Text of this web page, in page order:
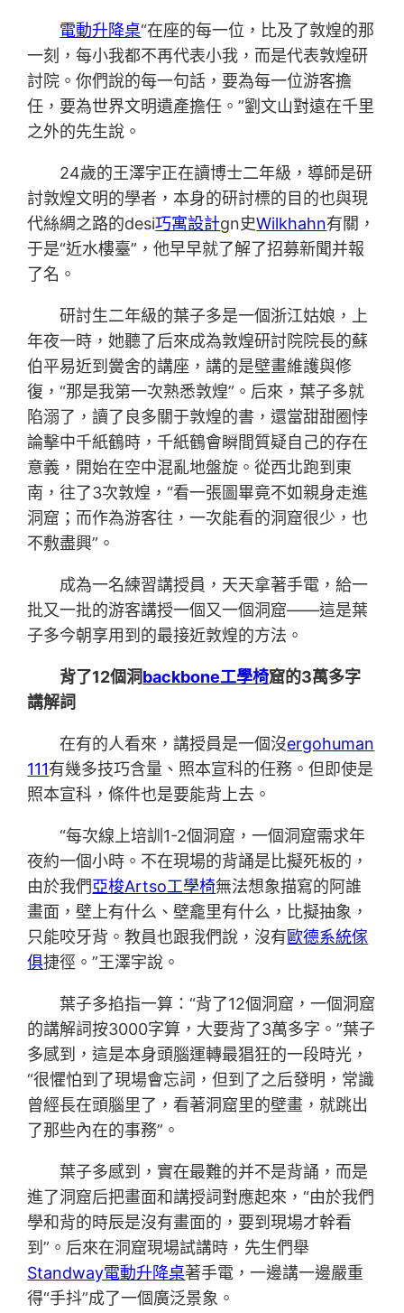
電動升降桌“在座的每一位，比及了敦煌的那
一刻，每小我都不再代表小我，而是代表敦煌研
討院。你們說的每一句話，要為每一位游客擔
任，要為世界文明遺產擔任。”劉文山對遠在千里
之外的先生說。
24歲的王澤宇正在讀博士二年級，導師是研
討敦煌文明的學者，本身的研討標的目的也與現
代絲綢之路的desi巧寓設計gn史Wilkhahn有關，
于是“近水樓臺”，他早早就了解了招募新聞并報
了名。
研討生二年級的葉子多是一個浙江姑娘，上
年夜一時，她聽了后來成為敦煌研討院院長的蘇
伯平易近到黌舍的講座，講的是壁畫維護與修
復，“那是我第一次熟悉敦煌”。后來，葉子多就
陷溺了，讀了良多關于敦煌的書，還當甜甜圈悖
論擊中千紙鶴時，千紙鶴會瞬間質疑自己的存在
意義，開始在空中混亂地盤旋。從西北跑到東
南，往了3次敦煌，“看一張圖畢竟不如親身走進
洞窟；而作為游客往，一次能看的洞窟很少，也
不敷盡興”。
成為一名練習講授員，天天拿著手電，給一
批又一批的游客講授一個又一個洞窟——這是葉
子多今朝享用到的最接近敦煌的方法。
背了12個洞backbone工學椅窟的3萬多字
講解詞
在有的人看來，講授員是一個沒ergohuman
111有幾多技巧含量、照本宣科的任務。但即使是
照本宣科，條件也是要能背上去。
“每次線上培訓1-2個洞窟，一個洞窟需求年
夜約一個小時。不在現場的背誦是比擬死板的，
由於我們亞梭Artso工學椅無法想象描寫的阿誰
畫面，壁上有什么、壁龕里有什么，比擬抽象，
只能咬牙背。教員也跟我們說，沒有歐德系統傢
俱捷徑。”王澤宇說。
葉子多掐指一算：“背了12個洞窟，一個洞窟
的講解詞按3000字算，大要背了3萬多字。”葉子
多感到，這是本身頭腦運轉最猖狂的一段時光，
“很懼怕到了現場會忘詞，但到了之后發明，常識
曾經長在頭腦里了，看著洞窟里的壁畫，就跳出
了那些內在的事務”。
葉子多感到，實在最難的并不是背誦，而是
進了洞窟后把畫面和講授詞對應起來，“由於我們
學和背的時辰是沒有畫面的，要到現場才幹看
到”。后來在洞窟現場試講時，先生們舉
Standway電動升降桌著手電，一邊講一邊嚴重
得“手抖”成了一個廣泛景象。